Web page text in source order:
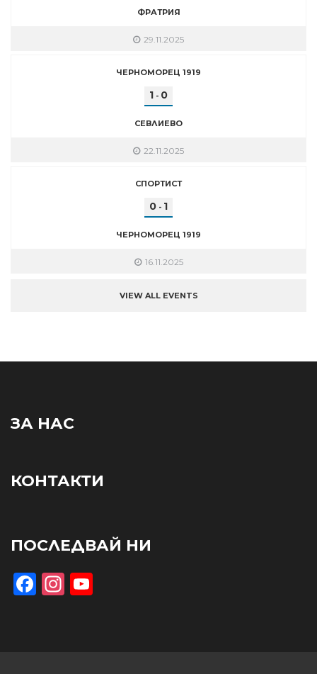
ФРАТРИЯ
29.11.2025
ЧЕРНОМОРЕЦ 1919
1 - 0
СЕВЛИЕВО
22.11.2025
СПОРТИСТ
0 - 1
ЧЕРНОМОРЕЦ 1919
16.11.2025
VIEW ALL EVENTS
ЗА НАС
КОНТАКТИ
ПОСЛЕДВАЙ НИ
Facebook
Instagram